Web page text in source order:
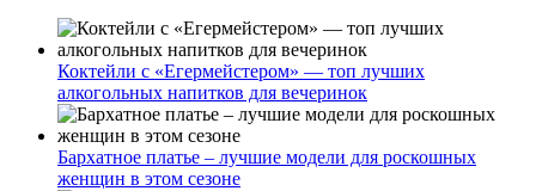
Коктейли с «Егермейстером» — топ лучших
алкогольных напитков для вечеринок
Бархатное платье – лучшие модели для роскошных
женщин в этом сезоне